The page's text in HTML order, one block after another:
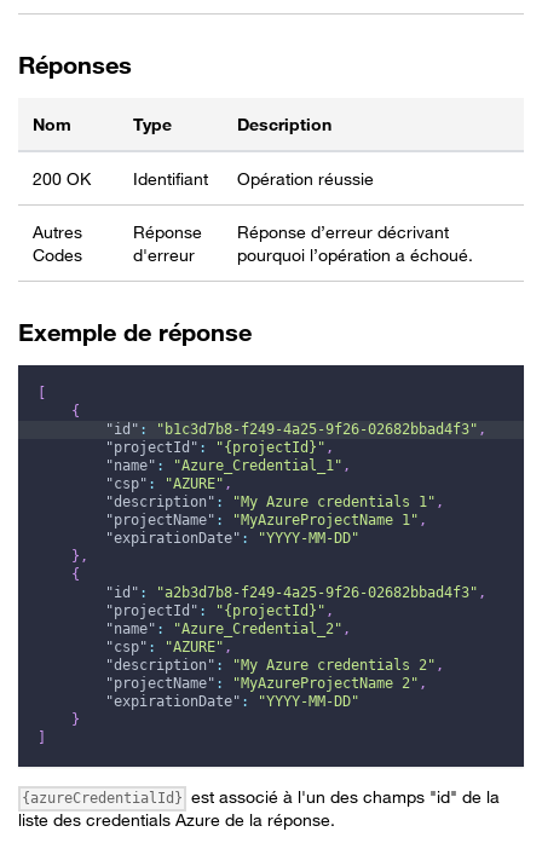
Réponses
Nom Type Description
200 OK Identifiant Opération réussie
Autres
Codes
Réponse
d'erreur
Réponse d’erreur décrivant
pourquoi l’opération a échoué.
Exemple de réponse
{
"id" : "b1c3d7b8-f249-4a25-9f26-02682bbad4f3" ,
"projectId" : "{projectId}" ,
"name" : "Azure_Credential_1" ,
"csp" : "AZURE" ,
"description" : "My Azure credentials 1" ,
"projectName" : "MyAzureProjectName 1" ,
"expirationDate" :
"YYYY-MM-DD"
} ,
{
"id" : "a2b3d7b8-f249-4a25-9f26-02682bbad4f3" ,
"projectId" : "{projectId}" ,
"name" : "Azure_Credential_2" ,
"csp" : "AZURE" ,
"description" : "My Azure credentials 2" ,
"projectName" : "MyAzureProjectName 2" ,
"expirationDate" :
"YYYY-MM-DD"
}
{azureCredentialId} est associé à l'un des champs "id" de la
liste des credentials Azure de la réponse.